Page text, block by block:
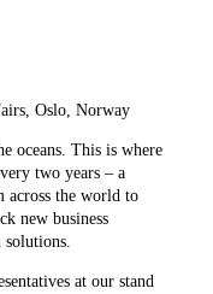
Oslo, Norway
oceans. This is where
two years – a
across the world to
new business
solutions.
at our stand